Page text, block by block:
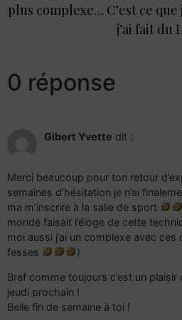
plus complexe… C’est ce que
j’ai fait du
0 réponse
Gibert Yvette dit :
Merci beaucoup pour ton retour
semaines d’hésitation je n’ai
ma m’inscrire à la salle de sport
monde faisait l’éloge de cette
moi aussi j’ai un complexe avec
fesses
)
Bref comme toujours c’est un plaisir
jeudi prochain !
Belle fin de semaine à toi !